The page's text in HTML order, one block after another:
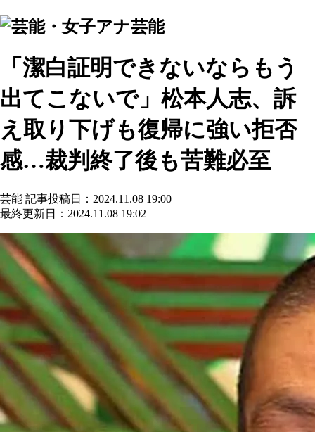
芸能
「潔白証明できないならもう
出てこないで」松本人志、訴
え取り下げも復帰に強い拒否
感…裁判終了後も苦難必至
芸能 記事投稿日：2024.11.08 19:00
最終更新日：2024.11.08 19:02